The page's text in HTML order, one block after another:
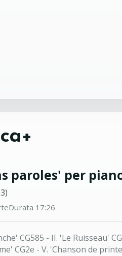
paroles' per
Durata 17:26
CG585 - II. 'Le Ruisseau'
CG2e - V. 'Chanson de